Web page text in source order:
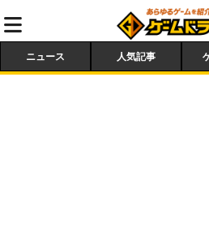
ニュース 人気記事